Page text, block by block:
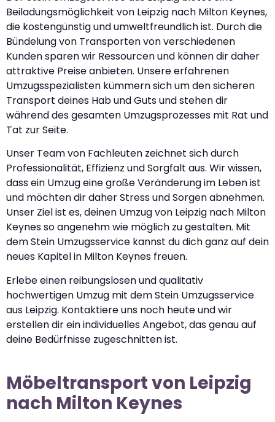
Beiladungsmöglichkeit von Leipzig nach Milton Keynes,
die kostengünstig und umweltfreundlich ist. Durch die
Bündelung von Transporten von verschiedenen
Kunden sparen wir Ressourcen und können dir daher
attraktive Preise anbieten. Unsere erfahrenen
Umzugsspezialisten kümmern sich um den sicheren
Transport deines Hab und Guts und stehen dir
während des gesamten Umzugsprozesses mit Rat und
Tat zur Seite.
Unser Team von Fachleuten zeichnet sich durch
Professionalität, Effizienz und Sorgfalt aus. Wir wissen,
dass ein Umzug eine große Veränderung im Leben ist
und möchten dir daher Stress und Sorgen abnehmen.
Unser Ziel ist es, deinen Umzug von Leipzig nach Milton
Keynes so angenehm wie möglich zu gestalten. Mit
dem Stein Umzugsservice kannst du dich ganz auf dein
neues Kapitel in Milton Keynes freuen.
Erlebe einen reibungslosen und qualitativ
hochwertigen Umzug mit dem Stein Umzugsservice
aus Leipzig. Kontaktiere uns noch heute und wir
erstellen dir ein individuelles Angebot, das genau auf
deine Bedürfnisse zugeschnitten ist.
Möbeltransport von Leipzig
nach Milton Keynes